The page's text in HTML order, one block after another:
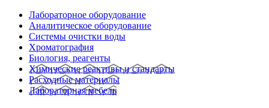
Лабораторное оборудование
Аналитическое оборудование
Системы очистки воды
Хроматография
Биология, реагенты
Химические реактивы и стандарты
Расходные материалы
Лабораторная мебель